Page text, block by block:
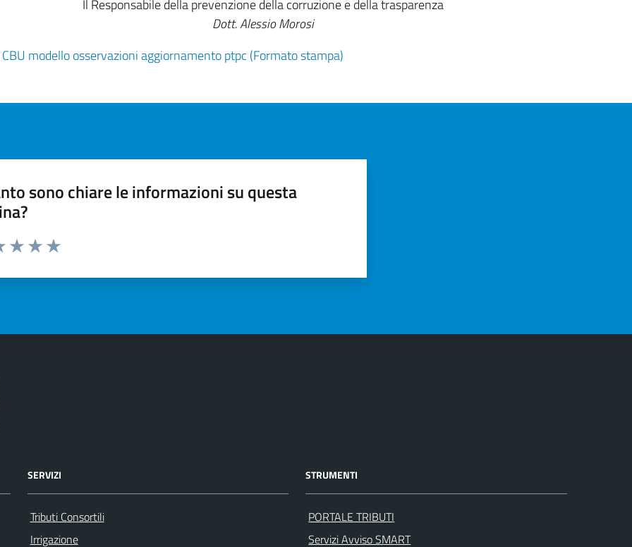
Il Responsabile della prevenzione della corruzione e della trasparenza
Dott. Alessio Morosi
CBU modello osservazioni aggiornamento ptpc (Formato stampa)
sono chiare le informazioni su questa
SERVIZI
Tributi Consortili
Irrigazione
STRUMENTI
PORTALE TRIBUTI
Servizi Avviso SMART